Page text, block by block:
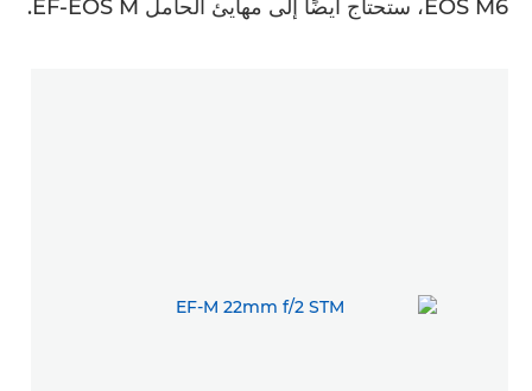
EOS M6، ستحتاج أيضًا إلى مهايئ الحامل EF-EOS M.